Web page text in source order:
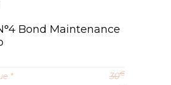
Bond Maintenance
* 30€